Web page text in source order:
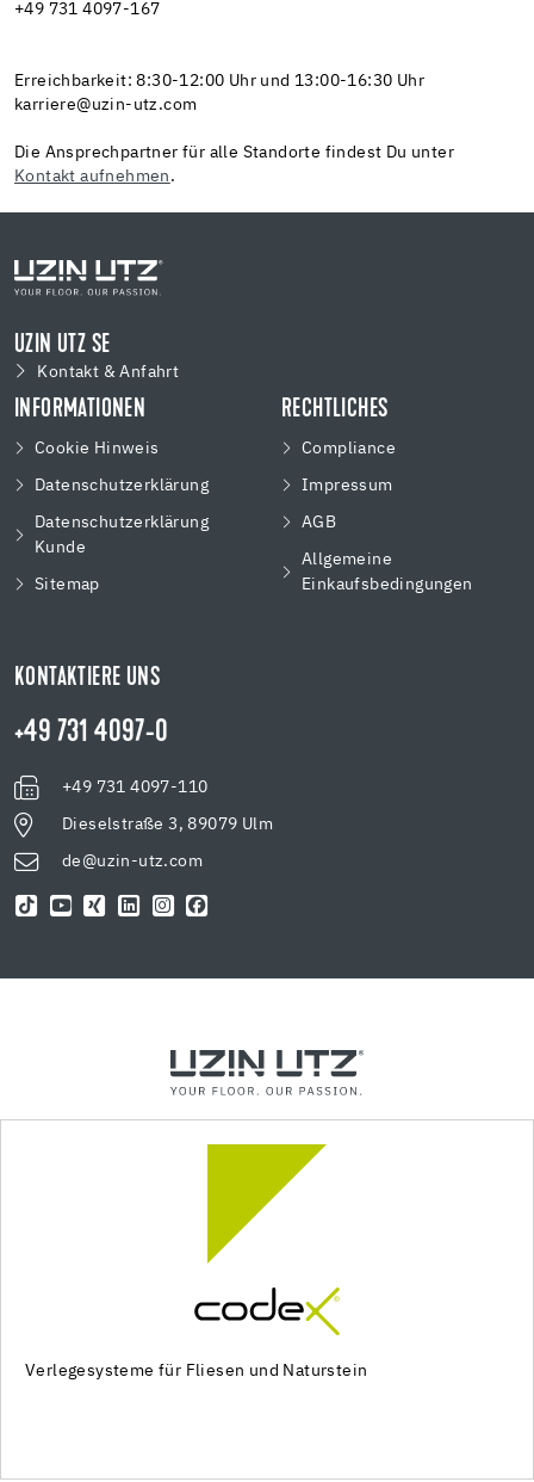
+49 731 4097-167
Erreichbarkeit: 8:30-12:00 Uhr und 13:00-16:30 Uhr
karriere@uzin-utz.com
Die Ansprechpartner für alle Standorte findest Du unter
Kontakt aufnehmen .
UZIN UTZ SE
Kontakt & Anfahrt
INFORMATIONEN
Cookie Hinweis
Datenschutzerklärung
Datenschutzerklärung
Kunde
Sitemap
RECHTLICHES
Compliance
Impressum
AGB
Allgemeine
Einkaufsbedingungen
KONTAKTIERE UNS
+49 731 4097-0
+49 731 4097-110
Dieselstraße 3, 89079 Ulm
de@uzin-utz.com
Verlegesysteme für Fliesen und Naturstein